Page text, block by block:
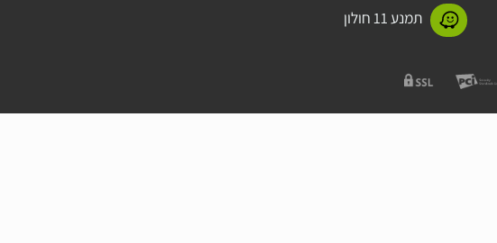
תמנע 11 חולון